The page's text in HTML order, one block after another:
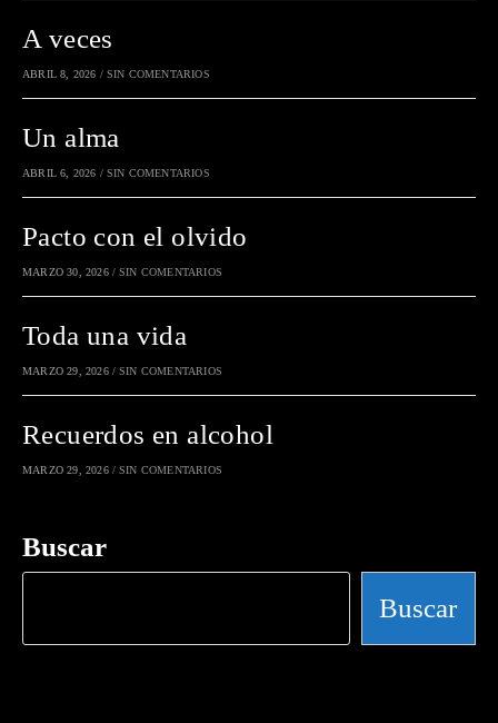
A veces
ABRIL 8, 2026 / SIN COMENTARIOS
Un alma
ABRIL 6, 2026 / SIN COMENTARIOS
Pacto con el olvido
MARZO 30, 2026 / SIN COMENTARIOS
Toda una vida
MARZO 29, 2026 / SIN COMENTARIOS
Recuerdos en alcohol
MARZO 29, 2026 / SIN COMENTARIOS
Buscar
Buscar